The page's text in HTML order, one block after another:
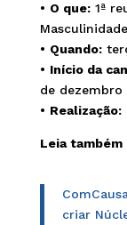
• O que:1ª
• Quando:
• Início da
de dezembro
• Realização:
Leia também
criar